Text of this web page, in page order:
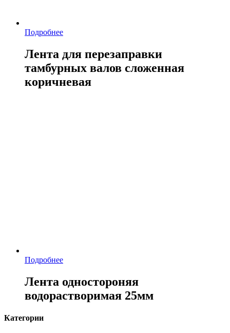
Подробнее
Лента для перезаправки
тамбурных валов сложенная
коричневая
Подробнее
Лента одностороняя
водорастворимая 25мм
Категории